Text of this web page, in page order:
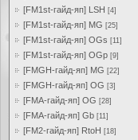
[FM1st-гайд-яп] LSH [4]
[FM1st-гайд-яп] MG [25]
[FM1st-гайд-яп] OGs [11]
[FM1st-гайд-яп] OGp [9]
[FMGH-гайд-яп] MG [22]
[FMGH-гайд-яп] OG [3]
[FMA-гайд-яп] OG [28]
[FMA-гайд-яп] Gb [11]
[FM2-гайд-яп] RtoH [18]